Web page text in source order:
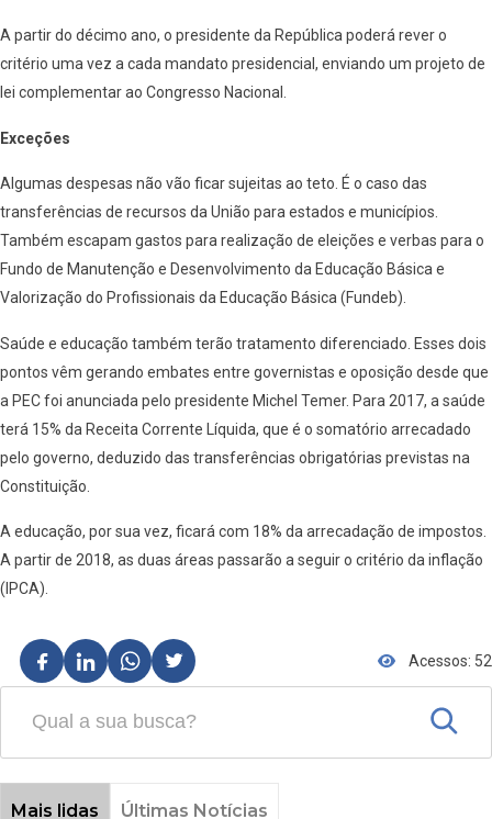
A partir do décimo ano, o presidente da República poderá rever o
critério uma vez a cada mandato presidencial, enviando um projeto de
lei complementar ao Congresso Nacional.
Exceções
Algumas despesas não vão ficar sujeitas ao teto. É o caso das
transferências de recursos da União para estados e municípios.
Também escapam gastos para realização de eleições e verbas para o
Fundo de Manutenção e Desenvolvimento da Educação Básica e
Valorização do Profissionais da Educação Básica (Fundeb).
Saúde e educação também terão tratamento diferenciado. Esses dois
pontos vêm gerando embates entre governistas e oposição desde que
a PEC foi anunciada pelo presidente Michel Temer. Para 2017, a saúde
terá 15% da Receita Corrente Líquida, que é o somatório arrecadado
pelo governo, deduzido das transferências obrigatórias previstas na
Constituição.
A educação, por sua vez, ficará com 18% da arrecadação de impostos.
A partir de 2018, as duas áreas passarão a seguir o critério da inflação
(IPCA).
Acessos: 52
Mais lidas Últimas Notícias